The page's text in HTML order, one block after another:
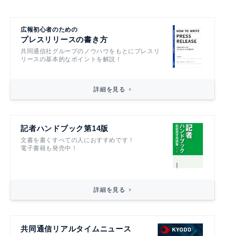
広報初心者のための
プレスリリースの書き方
共同通信社グループのノウハウをもとにプレスリ
リースの基本的なポイントを解説！
詳細を見る
記者ハンドブック第14版
文書を書くすべての人におすすめです！
電子書籍も発売中！
詳細を見る
共同通信リアルタイムニュース